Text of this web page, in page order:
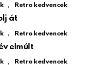
, Retro kedvencek
át
, Retro kedvencek
elmúlt
, Retro kedvencek